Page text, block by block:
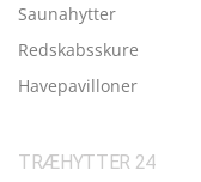
Saunahytter
Redskabsskure
Havepavilloner
TRÆHYTTER 24